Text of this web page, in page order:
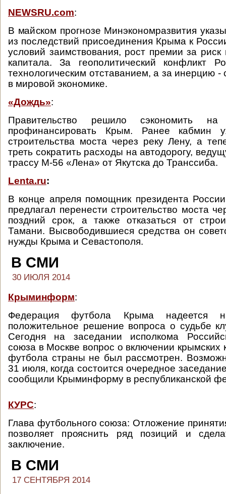
NEWSRU.com:
В майском прогнозе Минэкономразвития
из последствий присоединения Крыма к
условий заимствования, рост премии за риск
капитала. За геополитический конфликт
технологическим отставанием, а за инерцию
в мировой экономике.
«Дождь»:
Правительство решило сэкономить
профинансировать Крым. Ранее кабмин
строительства моста через реку Лену, а
треть сократить расходы на автодорогу,
трассу М-56 «Лена» от Якутска до Транссиба.
Lenta.ru:
В конце апреля помощник президента
предлагал перенести строительство моста
поздний срок, а также отказаться от
Тамани. Высвободившиеся средства он
нужды Крыма и Севастополя.
В СМИ
30 ИЮЛЯ 2014
Крыминформ:
Федерация футбола Крыма надеется
положительное решение вопроса о судьбе
Сегодня на заседании исполкома
союза в Москве вопрос о включении крымских
футбола страны не был рассмотрен.
31 июля, когда состоится очередное
сообщили Крыминформу в республиканской
КУРС:
Глава футбольного союза: Отложение
позволяет прояснить ряд позиций и
заключение.
В СМИ
17 СЕНТЯБРЯ 2014